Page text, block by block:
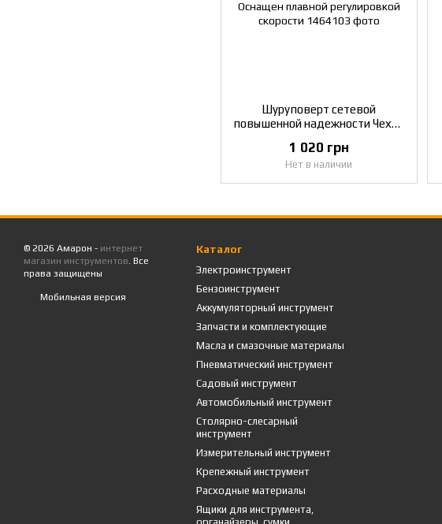
Шуруповерт сетевой
повышенной надежности Чехия
Оснащен плавной
регулировкой скорости
1 020 грн
Нет в наличии
© 2026 Амарон - интернет
магазин инструментов. Все
права защищены
Мобильная версия
Каталог
Электроинструмент
Бензоинструмент
Аккумуляторный инструмент
Запчасти и комплектующие
Масла и смазочные материалы
Пневматический инструмент
Садовый инструмент
Автомобильный инструмент
Столярно-слесарный
инструмент
Измерительный инструмент
Крепежный инструмент
Расходные материалы
Ящики для инструмента,